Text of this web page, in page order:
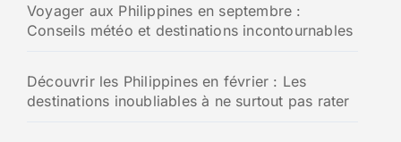
Voyager aux Philippines en septembre :
Conseils météo et destinations incontournables
Découvrir les Philippines en février : Les
destinations inoubliables à ne surtout pas rater